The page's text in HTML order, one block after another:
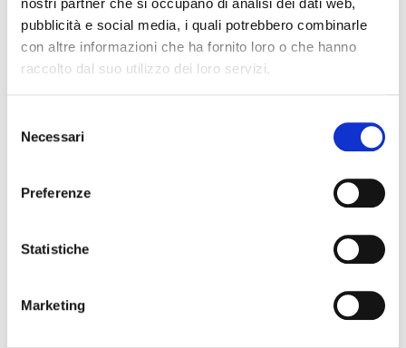
nostri partner che si occupano di analisi dei dati web,
pubblicità e social media, i quali potrebbero combinarle
con altre informazioni che ha fornito loro o che hanno
raccolto dal suo utilizzo dei loro servizi.
delNecessari
Preferenze
Statistiche
Marketing
List výrobku
3108